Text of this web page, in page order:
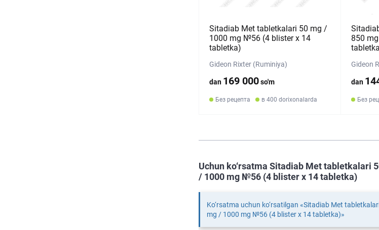
Sitadiab Met tabletkalari 50 mg /
1000 mg №56 (4 blister х 14
tabletka)
Gideon Rixter (Ruminiya)
dan 169 000so'm
Без рецепта в 400 dorixonalarda
850
Gideon
dan
Без
Uchun ko‘rsatma Sitadiab Met tabletkalari
/ 1000 mg №56 (4 blister х 14 tabletka)
Ko‘rsatma uchun ko‘rsatilgan «Sitadiab Met
mg / 1000 mg №56 (4 blister х 14 tabletka)»